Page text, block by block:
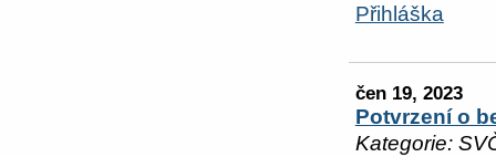
Přihláška
čen 19, 2023
Potvrzení o
Kategorie: